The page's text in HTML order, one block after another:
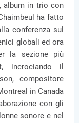
album in trio con
ha fatto
conferenza sul
globali ed ora
la sezione più
incrociando il
compositore
in Canada
con gli
sonore e nel